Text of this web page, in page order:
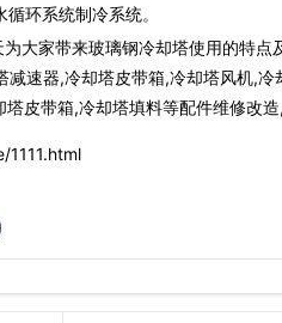
环系统制冷系统。
大家带来玻璃钢冷却塔使用的特
速器,冷却塔皮带箱,冷却塔风机,
皮带箱,冷却塔填料等配件维修改造,